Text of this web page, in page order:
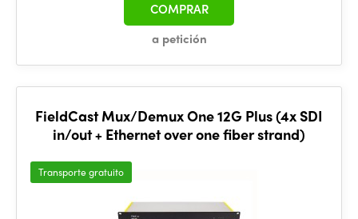
a petición
COMPRAR
FieldCast Mux/Demux One 12G Plus (4x SDI
in/out + Ethernet over one fiber strand)
Transporte gratuito